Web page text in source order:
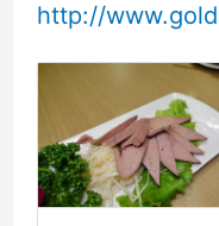
http://